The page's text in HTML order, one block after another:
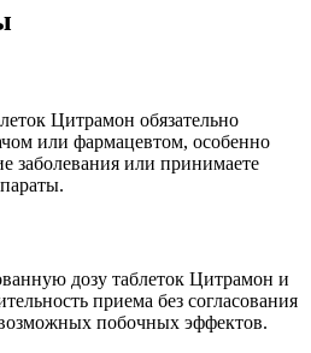
Цитрамон обязательно
или фармацевтом, особенно
заболевания или принимаете
дозу таблеток Цитрамон и
приема без согласования
побочных эффектов.